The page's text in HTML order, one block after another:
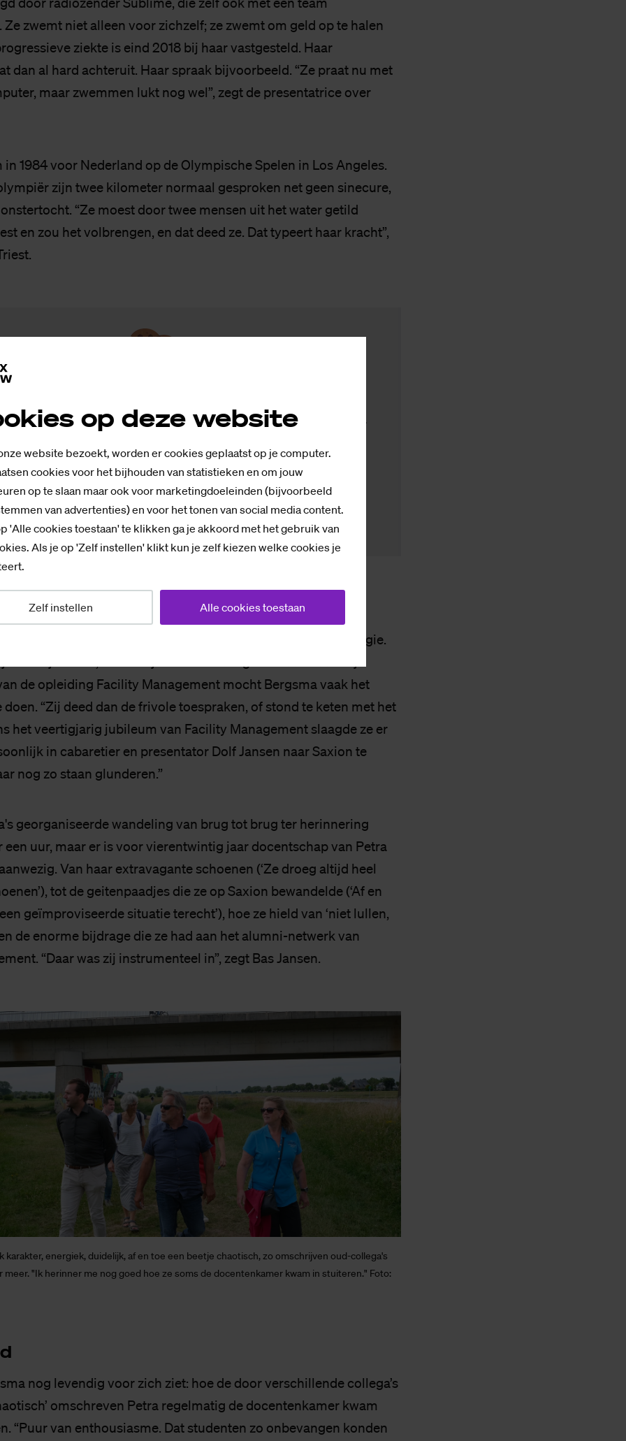
op deze website
website bezoekt, worden er cookies geplaatst op je computer.
cookies voor het bijhouden van statistieken en om jouw
op te slaan maar ook voor marketingdoeleinden (bijvoorbeeld
van advertenties) en voor het tonen van social media content.
'Alle cookies toestaan' te klikken ga je akkoord met het gebruik van
Als je op 'Zelf instellen' klikt kun je zelf kiezen welke cookies je
Zelf instellen Alle cookies toestaan
Ze zwemt niet alleen voor zichzelf; ze zwemt om geld op te halen
ziekte is eind 2018 bij haar vastgesteld. Haar
dan al hard achteruit. Haar spraak bijvoorbeeld. “Ze praat nu met
maar zwemmen lukt nog wel”, zegt de presentatrice over
1984 voor Nederland op de Olympische Spelen in Los Angeles.
zijn twee kilometer normaal gesproken net geen sinecure,
“Ze moest door twee mensen uit het water getild
en zou het volbrengen, en dat deed ze. Dat typeert haar kracht”,
elementen gebruikt Saxion inhoud via derden, waarvoor
van type marketing nodig zijn. Meer weten? Lees ons cookie-
statement.
Cookies toestaan
ener­gie
zegt collega Feike Bergsma. “Ze had een ongelofelijke energie.
achter je stond, dan had je een echt een goede aan haar.” Bij
de opleiding Facility Management mocht Bergsma vaak het
“Zij deed dan de frivole toespraken, of stond te keten met het
het veertigjarig jubileum van Facility Management slaagde ze er
in cabaretier en presentator Dolf Jansen naar Saxion te
nog zo staan glunderen.”
georganiseerde wandeling van brug tot brug ter herinnering
een uur, maar er is voor vierentwintig jaar docentschap van Petra
Van haar extravagante schoenen (‘Ze droeg altijd heel
tot de geitenpaadjes die ze op Saxion bewandelde (‘Af en
geïmproviseerde situatie terecht’), hoe ze hield van ‘niet lullen,
de enorme bijdrage die ze had aan het alumni-netwerk van
“Daar was zij instrumenteel in”, zegt Bas Jansen.
karakter, energiek, duidelijk, af en toe een beetje chaotisch, zo omschrijven oud-collega's
meer. "Ik herinner me nog goed hoe ze soms de docentenkamer kwam in stuiteren." Foto:
nog levendig voor zich ziet: hoe de door verschillende collega’s
omschreven Petra regelmatig de docentenkamer kwam
“Puur van enthousiasme. Dat studenten zo onbevangen konden